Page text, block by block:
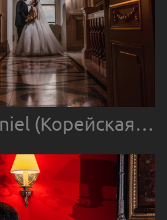
Lena и Daniel (Корейская свадьба)